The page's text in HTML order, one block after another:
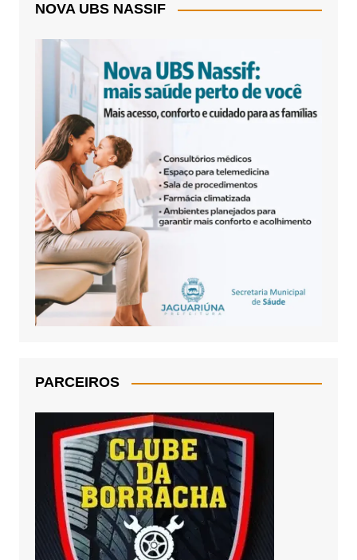
NOVA UBS NASSIF
PARCEIROS